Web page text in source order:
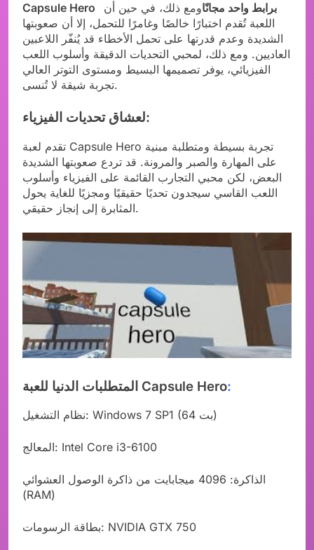
Capsule Hero برابط واحد مجانًاومع ذلك، في حين أن
اللعبة تُقدم اختبارًا خالصًا وغامرًا للتحمل، إلا أن صعوبتها
الشديدة وعدم قدرتها على تحمل الأخطاء قد يُنفّر اللاعبين
العاديين. ومع ذلك، لمحبي التحديات الدقيقة وأسلوب اللعب
الفيزيائي، يوفر تصميمها البسيط ومستوى التوتر العالي
تجربة شيقة لا تُنسى.
لعشاق تحديات الفيزياء:
تقدم لعبة Capsule Hero تجربة بسيطة ومتطلبة مبنية
على المهارة والصبر والمرونة. قد تردع صعوبتها الشديدة
البعض، لكن محبي التجارب القائمة على الفيزياء وأسلوب
اللعب القاسي سيجدون تحديًا حقيقيًا ومجزيًا للغاية يحول
المثابرة إلى إنجاز حقيقي.
المتطلبات الدنيا للعبة Capsule Hero:
نظام التشغيل: Windows 7 SP1 (64 بت)
المعالج: Intel Core i3-6100
الذاكرة: 4096 ميجابايت من ذاكرة الوصول العشوائي
(RAM)
بطاقة الرسومات: NVIDIA GTX 750